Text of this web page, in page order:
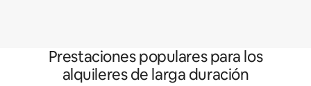
Prestaciones populares para los
alquileres de larga duración